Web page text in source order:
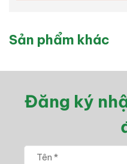
Sản phẩm khác
Đăng ký